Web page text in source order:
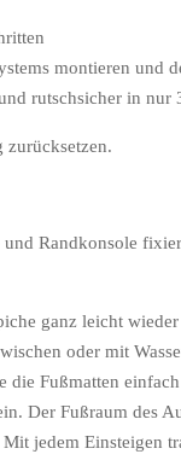
montieren und
rutschsicher in nur
zurücksetzen.
Randkonsole
ganz leicht
oder mit
die Fußmatten
Der Fußraum des
Mit jedem Einsteigen